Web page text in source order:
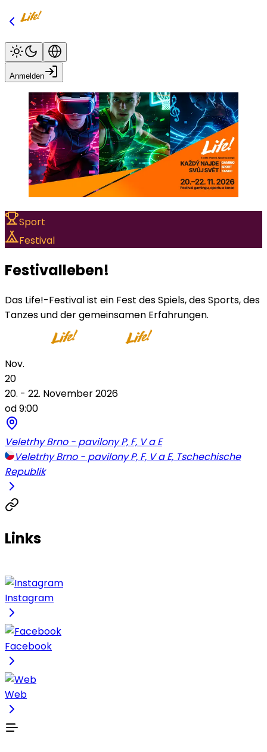
Anmelden
Sport
Festival
Festivalleben!
Das Life!-Festival ist ein Fest des Spiels, des Sports, des
Tanzes und der gemeinsamen Erfahrungen.
Nov.
20
20. - 22. November 2026
od 9:00
Veletrhy Brno - pavilony P, F, V a E
Veletrhy Brno - pavilony P, F, V a E, Tschechische
Republik
Links
Instagram
Facebook
Web